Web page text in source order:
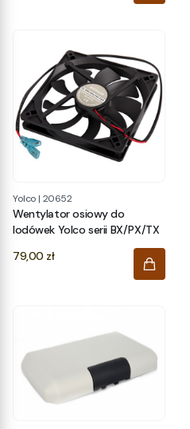
Yolco | 20652
Wentylator osiowy do
lodówek Yolco serii BX/PX/TX
Cena
79,00 zł